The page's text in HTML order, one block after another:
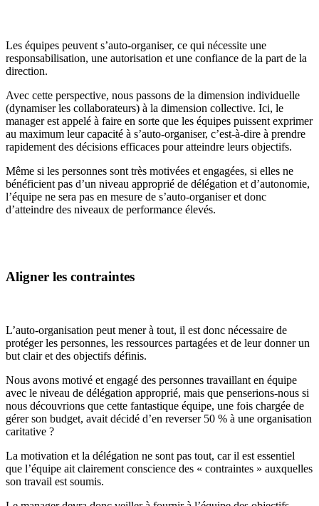
Les équipes peuvent s’auto-organiser, ce qui nécessite une
responsabilisation, une autorisation et une confiance de la part de la
direction.
Avec cette perspective, nous passons de la dimension individuelle
(dynamiser les collaborateurs) à la dimension collective. Ici, le
manager est appelé à faire en sorte que les équipes puissent exprimer
au maximum leur capacité à s’auto-organiser, c’est-à-dire à prendre
rapidement des décisions efficaces pour atteindre leurs objectifs.
Même si les personnes sont très motivées et engagées, si elles ne
bénéficient pas d’un niveau approprié de délégation et d’autonomie,
l’équipe ne sera pas en mesure de s’auto-organiser et donc
d’atteindre des niveaux de performance élevés.
Aligner les contraintes
L’auto-organisation peut mener à tout, il est donc nécessaire de
protéger les personnes, les ressources partagées et de leur donner un
but clair et des objectifs définis.
Nous avons motivé et engagé des personnes travaillant en équipe
avec le niveau de délégation approprié, mais que penserions-nous si
nous découvrions que cette fantastique équipe, une fois chargée de
gérer son budget, avait décidé d’en reverser 50 % à une organisation
caritative ?
La motivation et la délégation ne sont pas tout, car il est essentiel
que l’équipe ait clairement conscience des « contraintes » auxquelles
son travail est soumis.